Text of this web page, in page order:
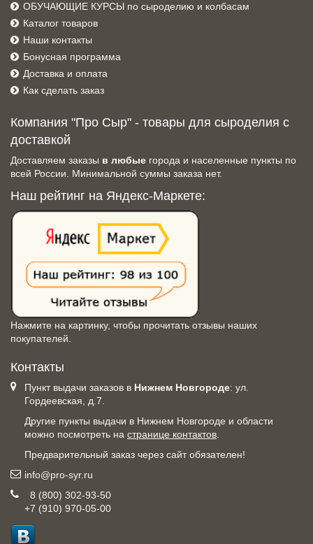
ОБУЧАЮЩИЕ КУРСЫ по сыроделию и колбасам
Каталог товаров
Наши контакты
Бонусная программа
Доставка и оплата
Как сделать заказ
Компания "Про Сыр" - товары для сыроделия с
доставкой
Доставляем заказы в любые города и населенные пункты по
всей России. Минимальной суммы заказа нет.
Наш рейтинг на Яндекс-Маркете:
Нажмите на картинку, чтобы прочитать отзывы наших
покупателей.
Контакты
Пункт выдачи заказов в Нижнем Новгороде: ул.
Гордеевская, д.7.
Другие пункты выдачи в Нижнем Новгороде и области
можно посмотреть на странице контактов
Предварительный заказ через сайт обязателен!
info@pro-syr.ru
8 (800) 302-93-50
+7 (910) 970-05-00